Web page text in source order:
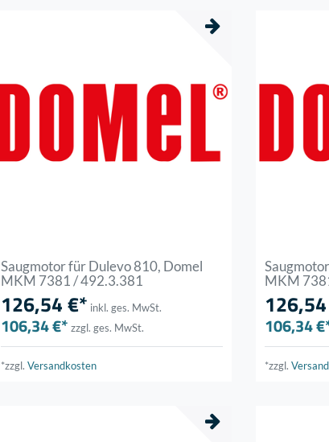
Saugmotor für Dulevo 810, Domel
MKM 7381 / 492.3.381
126,54 €* inkl. ges. MwSt.
106,34 €* zzgl. ges. MwSt.
*zzgl. Versandkosten
MKM
106,34
*zzgl.